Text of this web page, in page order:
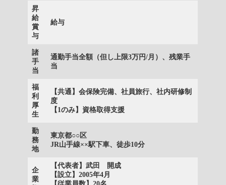
昇
給
賞
与
給与
諸
手
当
通勤手当全額（但し上限3万円/月）、残業手
当
福
利
厚
生
【共通】会保険完備、社員旅行、社内研修制
度
【1のみ】資格取得支援
勤
務
地
東京都○○区
JR山手線××駅下車、徒歩10分
企
業
【代表者】武田 開成
【設立】2005年4月